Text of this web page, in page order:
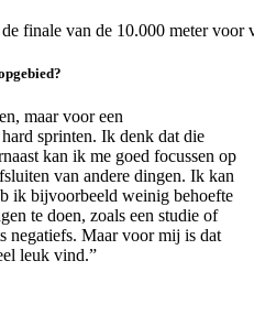
finale van de 10.000 meter
maar voor een
sprinten. Ik denk dat die
kan ik me goed focussen op
van andere dingen. Ik kan
ik bijvoorbeeld weinig behoefte
te doen, zoals een studie of
negatiefs. Maar voor mij is dat
leuk vind.”